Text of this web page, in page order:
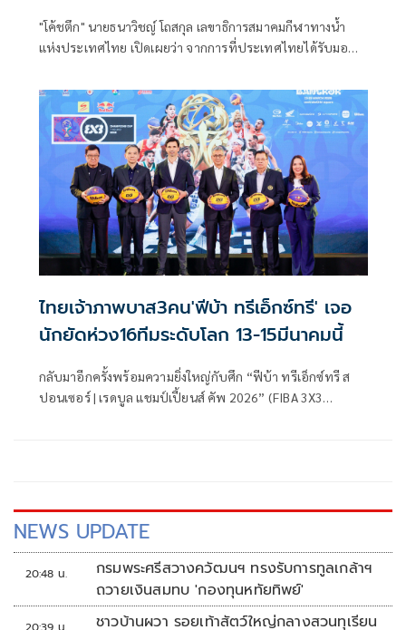
"โค้ชตึก" นายธนาวิชญ์ โถสกุล เลขาธิการสมาคมกีฬาทางน้ำ
แห่งประเทศไทย เปิดเผยว่า จากการที่ประเทศไทยได้รับมอบ
แชมเปี้ยนชิพ 2026" ซึ่งเป็นครั้งแรกในรอบหลายปีที่ไทยได้
เป็นเจ้าภาพรายการนี้ กำหนดแข่งขันระหว่างวันที่ 17-25
กรกฎาคม โดยมีทั้งสิ้น 4 ชนิดกีฬา คือ ว่ายน้ำ ว่ายน้ำลีลา
กระโดดน้ำ โปโลน้ำ ซึ่งจะสถานที่แข่งขันแบบเดียวกับที่จัดใน
กีฬาซีเกมส์ ครั้งที่ 33 เมื่อปลายปีที่แล้ว ว่ายน้ำจะใช้สระการ
กีฬาแห่งประเทศไทย หัวหมาก, โปโลน้ำ ใช้ศูนย์กีฬาทางน้ำ
มหาวิทยาลัยธรรมศาสตร์ ศูนย์รังสิต ส่วนกระโดดน้ำและว่ายน้ำ
ลีลา จะใช้ศูนย์กีฬาทางน้ำ มหาวิทยาลัยอัสสัมชัญ(เอแบค)
วิทยาเขตสุวรรณภูมิ เนื่องจากทุกแห่งมีความพร้อมมาก และได้มี
การใช้ระบบต่างๆ อย่างเต็มรูปแบบในช่วงซีเกมส์มาแล้ว
ไทยเจ้าภาพบาส3คน'ฟีบ้า ทรีเอ็กซ์ทรี' เจอ
นักยัดห่วง16ทีมระดับโลก 13-15มีนาคมนี้
กลับมาอีกครั้งพร้อมความยิ่งใหญ่กับศึก “ฟีบ้า ทรีเอ็กซ์ทรี ส
ปอนเซอร์ | เรดบูล แชมป์เปี้ยนส์ คัพ 2026” (FIBA 3X3
ระดับโลกอีกครั้งหลังจากปฎิวัติวงการบาสเกตบอลไทยให้เป็น
ที่รู้จักในระดับนานาชาติมาแล้วในปี 2025 พร้อมยกทัพนักกีฬา
ดังกว่า 16 ทีมให้แฟนบาสเกตบอลชาวไทยได้สัมผัสและเปิด
ประสบการณ์สุดยิ่งใหญ่อย่างใกล้ชิด เตรียมระเบิดศึกกลาง
กรุงเทพมหานคร ในวันที่ 13-15 มีนาคม 2569 ณ ลานหน้า
ศูนย์การค้าเซ็นทรัลเวิลด์
NEWS UPDATE
20:48 น.
กรมพระศรีสวางควัฒนฯ ทรงรับการทูลเกล้าฯ
ถวายเงินสมทบ 'กองทุนหทัยทิพย์'
ชาวบ้านผวา รอยเท้าสัตว์ใหญ่กลางสวนทุเรียน